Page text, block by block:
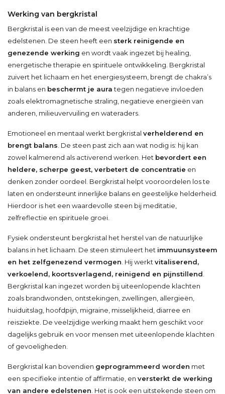
Werking van bergkristal
Bergkristal is een van de meest veelzijdige en krachtige
edelstenen. De steen heeft een sterk reinigende en
genezende werking en wordt vaak ingezet bij healing,
energetische therapie en spirituele ontwikkeling. Bergkristal
zuivert het lichaam en het energiesysteem, brengt de chakra’s
in balans en beschermt je aurategen negatieve invloeden
zoals elektromagnetische straling, negatieve energieën van
anderen, milieuvervuiling en wateraders.
Emotioneel en mentaal werkt bergkristal verhelderend en
brengt balans . De steen past zich aan wat nodig is: hij kan
zowel kalmerend als activerend werken. Het bevordert een
heldere, scherpe geest, verbetert de concentratie en
denken zonder oordeel. Bergkristal helpt vooroordelen los te
laten en ondersteunt innerlijke balans en geestelijke helderheid.
Hierdoor is het een waardevolle steen bij meditatie,
zelfreflectie en spirituele groei.
Fysiek ondersteunt bergkristal het herstel van de natuurlijke
balans in het lichaam. De steen stimuleert het immuunsysteem
en het zelfgenezend vermogen . Hij werkt vitaliserend,
verkoelend, koortsverlagend, reinigend en pijnstillend
Bergkristal kan ingezet worden bij uiteenlopende klachten
zoals brandwonden, ontstekingen, zwellingen, allergieën,
huiduitslag, hoofdpijn, migraine, misselijkheid, diarree en
reisziekte. De veelzijdige werking maakt hem geschikt voor
dagelijks gebruik en voor mensen met uiteenlopende klachten
of gevoeligheden.
Bergkristal kan bovendien geprogrammeerd worden met
een specifieke intentie of affirmatie, en versterkt de werking
van andere edelstenen . Het is ook een uitstekende steen om